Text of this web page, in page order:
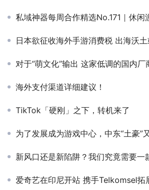
私域神器每周合作精选No.171｜休闲游戏研发商寻合作；需要CPI拉新需求量大；
日本欲征收海外手游消费税 出海沃
对于“萌文化”输出 这家低调的国内厂
海外支付渠道详细建议！
TikTok「硬刚」之下，转机来了
为了发展成为游戏中心，中东“土豪”
新风口还是新陷阱？我们究竟需要一款什
爱奇艺在印尼开站 携手Telkomsel拓